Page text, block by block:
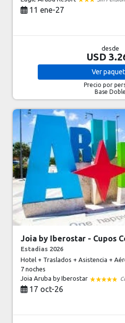
11 ene-27
desde
USD
Ver
Precio por
Base Doble
Joia by Iberostar - Cupos
Estadias 2026
Hotel + Traslados + Asistencia +
7 noches
Joia Aruba by Iberostar
17 oct-26